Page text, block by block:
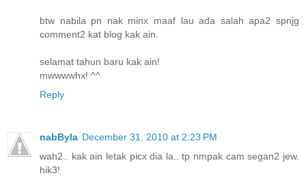
btw nabila pn nak minx maaf lau ada salah apa2 spnjg
comment2 kat blog kak ain.
selamat tahun baru kak ain!
mwwwwhx! ^^
Reply
nabByla December 31, 2010 at 2:23 PM
wah2.. kak ain letak picx dia la.. tp nmpak cam segan2 jew.
hik3!